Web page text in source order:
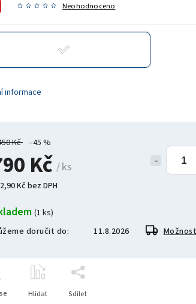
Kč –45 %
Kč / ks
Kč bez DPH
(1 ks)
doručit do:
11.8.2026
Neohodnoceno
informace
Hlídat Sdílet